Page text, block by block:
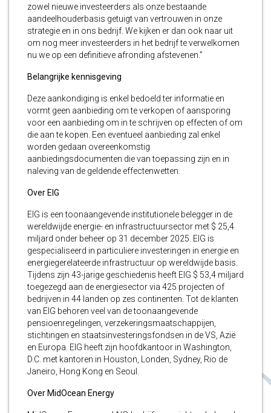
zowel nieuwe investeerders als onze bestaande
aandeelhouderbasis getuigt van vertrouwen in onze
strategie en in ons bedrijf. We kijken er dan ook naar uit
om nog meer investeerders in het bedrijf te verwelkomen
nu we op een definitieve afronding afstevenen.”
Belangrijke kennisgeving
Deze aankondiging is enkel bedoeld ter informatie en
vormt geen aanbieding om te verkopen of aansporing
voor een aanbieding om in te schrijven op effecten of om
die aan te kopen. Een eventueel aanbieding zal enkel
worden gedaan overeenkomstig
aanbiedingsdocumenten die van toepassing zijn en in
naleving van de geldende effectenwetten.
Over EIG
EIG is een toonaangevende institutionele belegger in de
wereldwijde energie- en infrastructuursector met $ 25,4
miljard onder beheer op 31 december 2025. EIG is
gespecialiseerd in particuliere investeringen in energie en
energiegerelateerde infrastructuur op wereldwijde basis.
Tijdens zijn 43-jarige geschiedenis heeft EIG $ 53,4 miljard
toegezegd aan de energiesector via 425 projecten of
bedrijven in 44 landen op zes continenten. Tot de klanten
van EIG behoren veel van de toonaangevende
pensioenregelingen, verzekeringsmaatschappijen,
stichtingen en staatsinvesteringsfondsen in de VS, Azië
en Europa. EIG heeft zijn hoofdkantoor in Washington,
D.C. met kantoren in Houston, Londen, Sydney, Rio de
Janeiro, Hong Kong en Seoul.
Over MidOcean Energy